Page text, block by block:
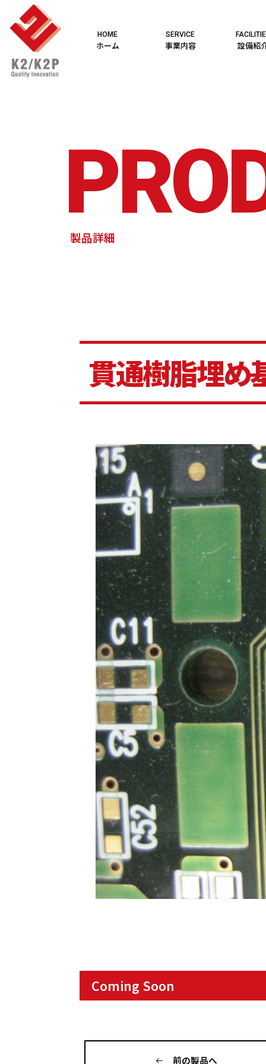
HOME
ホーム
SERVICE
事業内容 設備紹
製品詳細
貫通樹脂埋め
Coming Soon
前の製品へ